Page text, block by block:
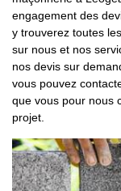
engagement des
y trouverez toutes
sur nous et nos
nos devis sur
vous pouvez
que vous pour nous
projet.